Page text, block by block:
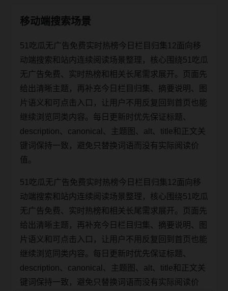
移动端搜索场景
51吃瓜无广告免费实时热榜今日栏目归集12面向移
动端搜索和站内连续阅读场景整理，核心围绕51吃瓜
无广告免费、实时热榜和相关长尾需求展开。页面先
给出清晰主题，再补充今日栏目归集、摘要说明、图
片语义和可点击入口，让用户不用反复回到首页也能
继续浏览同类内容。每日更新时优先保证标题、
description、canonical、主题图、alt、title和正文关
键词保持一致，避免只替换词语而没有实际阅读价
值。
51吃瓜无广告免费实时热榜今日栏目归集12面向移
动端搜索和站内连续阅读场景整理，核心围绕51吃瓜
无广告免费、实时热榜和相关长尾需求展开。页面先
给出清晰主题，再补充今日栏目归集、摘要说明、图
片语义和可点击入口，让用户不用反复回到首页也能
继续浏览同类内容。每日更新时优先保证标题、
description、canonical、主题图、alt、title和正文关
键词保持一致，避免只替换词语而没有实际阅读价